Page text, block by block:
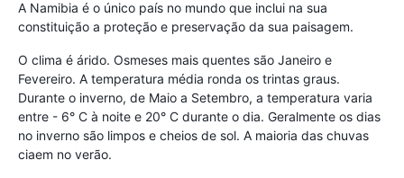
A Namibia é o único país no mundo que inclui na sua
constituição a proteção e preservação da sua paisagem.
O clima é árido. Osmeses mais quentes são Janeiro e
Fevereiro. A temperatura média ronda os trintas graus.
Durante o inverno, de Maio a Setembro, a temperatura varia
entre - 6° C à noite e 20° C durante o dia. Geralmente os dias
no inverno são limpos e cheios de sol. A maioria das chuvas
ciaem no verão.